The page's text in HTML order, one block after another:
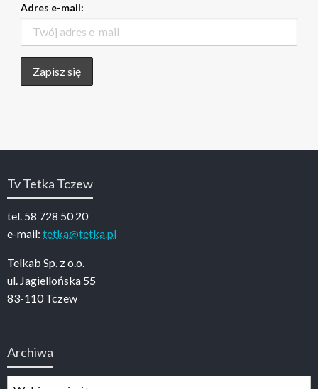
Adres e-mail:
Tv Tetka Tczew
tel. 58 728 50 20
e-mail: tetka@tetka.pl
Telkab Sp. z o.o.
ul. Jagiellońska 55
83-110 Tczew
Archiwa